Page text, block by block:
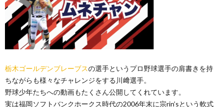
栃木ゴールデンブレーブスの選手というプロ野球選手の肩書きを持
ちながらも様々なチャレンジをする川﨑選手。
野球少年たちへの動画もたくさん公開してくれています。
実は福岡ソフトバンクホークス時代の2006年末に宗rin’sという軟式